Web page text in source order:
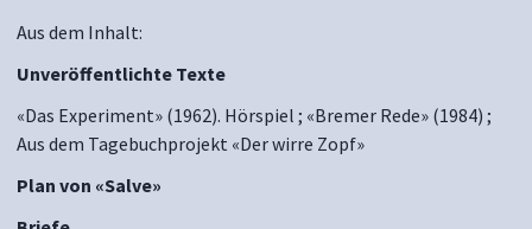
Aus dem Inhalt:
Unveröffentlichte Texte
«Das Experiment» (1962). Hörspiel ; «Bremer Rede» (1984) ;
Aus dem Tagebuchprojekt «Der wirre Zopf»
Plan von «Salve»